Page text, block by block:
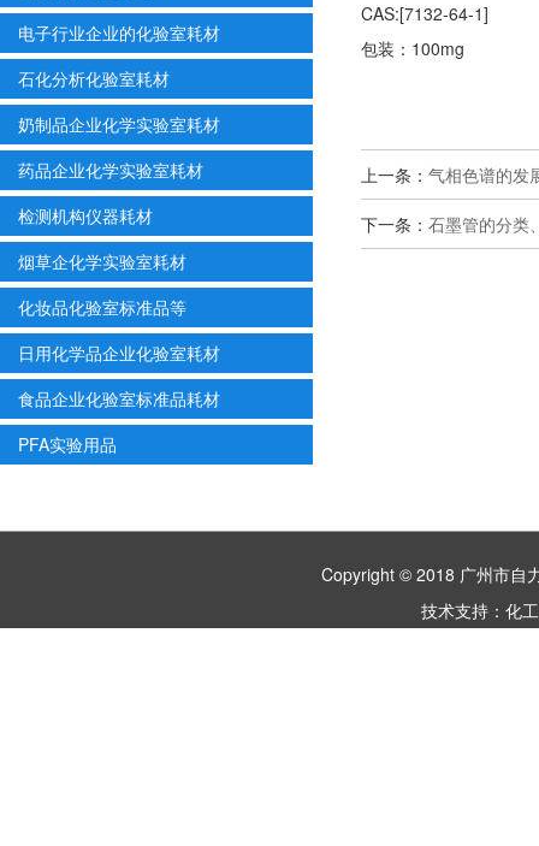
电子行业企业的化验室耗材
石化分析化验室耗材
奶制品企业化学实验室耗材
药品企业化学实验室耗材
检测机构仪器耗材
烟草企化学实验室耗材
化妆品化验室标准品等
日用化学品企业化验室耗材
食品企业化验室标准品耗材
PFA实验用品
CAS:[7132-64-1]
包装：100mg
上一条： 气相色谱的发
下一条： 石墨管的分类
Copyright © 2018 广州市
技术支持： 化